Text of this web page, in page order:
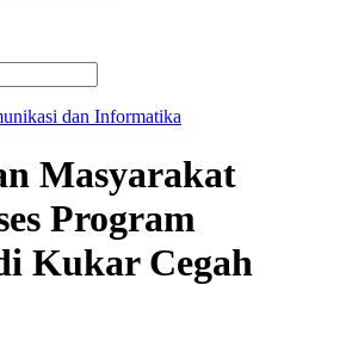
dan Informatika
Masyarakat
Program
Kukar Cegah